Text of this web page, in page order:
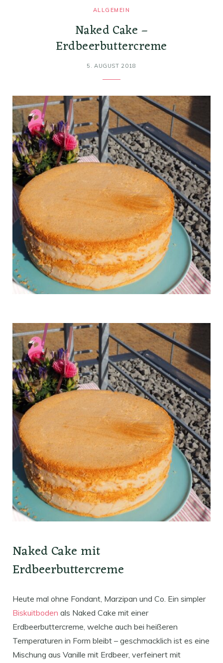
ALLGEMEIN
Naked Cake –
Erdbeerbuttercreme
5. AUGUST 2018
Naked Cake mit
Erdbeerbuttercreme
Heute mal ohne Fondant, Marzipan und Co. Ein simpler
Biskuitboden als Naked Cake mit einer
Erdbeerbuttercreme, welche auch bei heißeren
Temperaturen in Form bleibt – geschmacklich ist es eine
Mischung aus Vanille mit Erdbeer, verfeinert mit